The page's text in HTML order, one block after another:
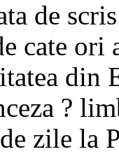
de
cate ori
din
?
zile la